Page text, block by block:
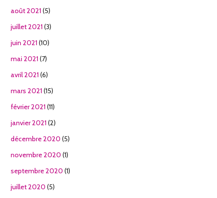
août 2021 (5)
juillet 2021 (3)
juin 2021 (10)
mai 2021 (7)
avril 2021 (6)
mars 2021 (15)
février 2021 (11)
janvier 2021 (2)
décembre 2020 (5)
novembre 2020 (1)
septembre 2020 (1)
juillet 2020 (5)